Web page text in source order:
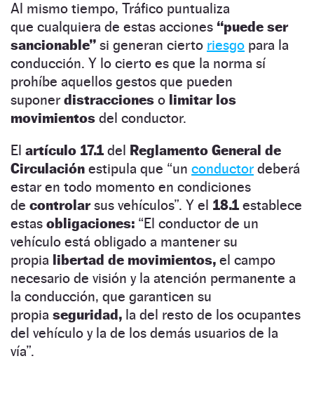
Al mismo tiempo, Tráfico puntualiza
que cualquiera de estas acciones “puede ser
sancionable” si generan cierto riesgo para la
conducción. Y lo cierto es que la norma sí
prohíbe aquellos gestos que pueden
suponer distracciones o limitar los
movimientos del conductor.
El artículo 17.1 del Reglamento General de
Circulación estipula que “un conductor deberá
estar en todo momento en condiciones
de controlarsus vehículos”. Y el 18.1 establece
estas obligaciones: “El conductor de un
vehículo está obligado a mantener su
propia libertad de movimientos, el campo
necesario de visión y la atención permanente a
la conducción, que garanticen su
propia seguridad, la del resto de los ocupantes
del vehículo y la de los demás usuarios de la
vía”.